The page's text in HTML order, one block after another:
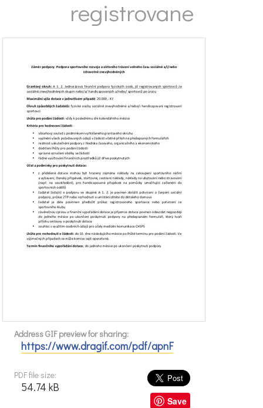
registrovane
Address GIF preview for sharing:
https://www.dragif.com/pdf/apnF
Save
PDF file size:
54.74 kB